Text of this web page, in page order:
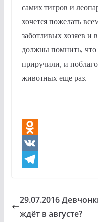
самих тигров и
хочется пожелать
заботливых хозяев
должны помнить, что
приручили, и
животных еще раз.
O
d
V
29.07.2016
ждёт в августе?